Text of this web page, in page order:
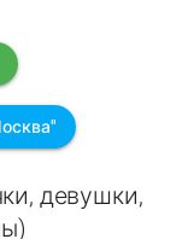
девушки,